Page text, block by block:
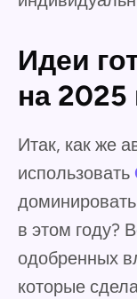
Идеи
на 2025
Итак, как же
использовать
в этом году?
одобренных
которые